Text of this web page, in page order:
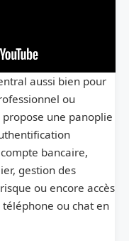
aussi bien pour
ou
propose une panoplie
bancaire,
gestion des
ou encore accès
ou chat en